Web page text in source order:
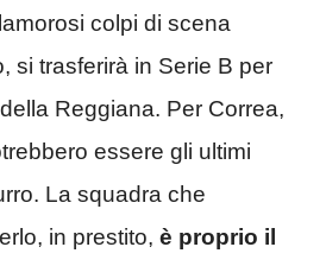
colpi di scena
si trasferirà in Serie B per
Reggiana. Per Correa,
essere gli ultimi
La squadra che
in prestito, è proprio il